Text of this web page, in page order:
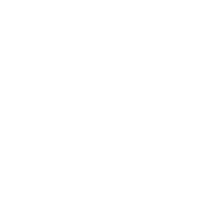
D2, vitamina B2, vitamina B12, biotina,
médica, consulte o seu médico, para